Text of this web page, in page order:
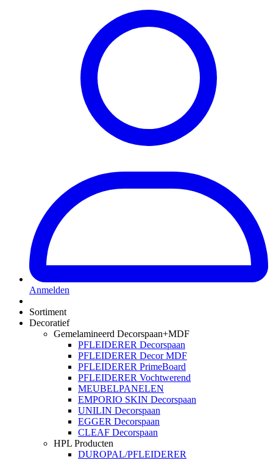
Anmelden
Sortiment
Decoratief
Gemelamineerd Decorspaan+MDF
PFLEIDERER Decorspaan
PFLEIDERER Decor MDF
PFLEIDERER PrimeBoard
PFLEIDERER Vochtwerend
MEUBELPANELEN
EMPORIO SKIN Decorspaan
UNILIN Decorspaan
EGGER Decorspaan
CLEAF Decorspaan
HPL Producten
DUROPAL/PFLEIDERER